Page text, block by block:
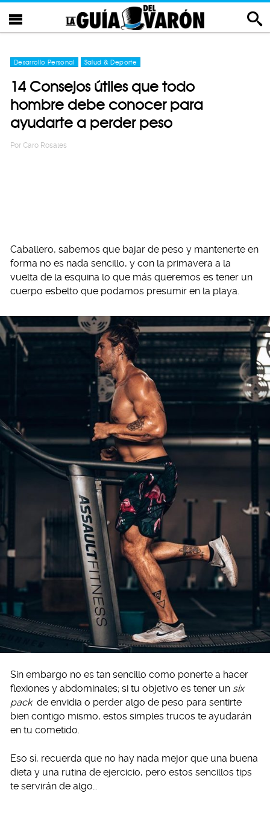
Desarrollo Personal Salud & Deporte
14 Consejos útiles que todo
hombre debe conocer para
ayudarte a perder peso
Por Caro Rosales
Caballero, sabemos que bajar de peso y mantenerte en
forma no es nada sencillo, y con la primavera a la
vuelta de la esquina lo que más queremos es tener un
cuerpo esbelto que podamos presumir en la playa.
Sin embargo no es tan sencillo como ponerte a hacer
flexiones y abdominales; si tu objetivo es tener un six
pack de envidia o perder algo de peso para sentirte
bien contigo mismo, estos simples trucos te ayudarán
en tu cometido.
Eso sí, recuerda que no hay nada mejor que una buena
dieta y una rutina de ejercicio, pero estos sencillos tips
te servirán de algo…